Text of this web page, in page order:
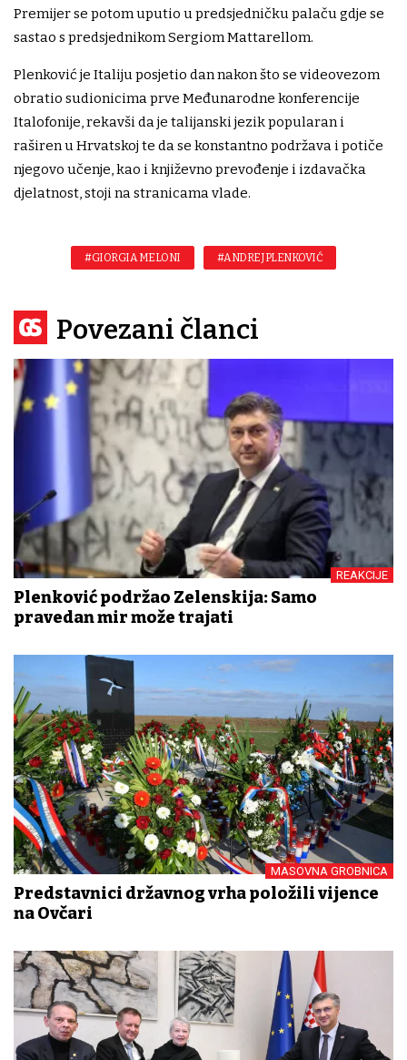
Premijer se potom uputio u predsjedničku palaču gdje se
sastao s predsjednikom Sergiom Mattarellom.
Plenković je Italiju posjetio dan nakon što se videovezom
obratio sudionicima prve Međunarodne konferencije
Italofonije, rekavši da je talijanski jezik popularan i
raširen u Hrvatskoj te da se konstantno podržava i potiče
njegovo učenje, kao i književno prevođenje i izdavačka
djelatnost, stoji na stranicama vlade.
#GIORGIA MELONI #ANDREJ PLENKOVIĆ
Povezani članci
REAKCIJE
Plenković podržao Zelenskija: Samo
pravedan mir može trajati
MASOVNA GROBNICA
Predstavnici državnog vrha položili vijence
na Ovčari